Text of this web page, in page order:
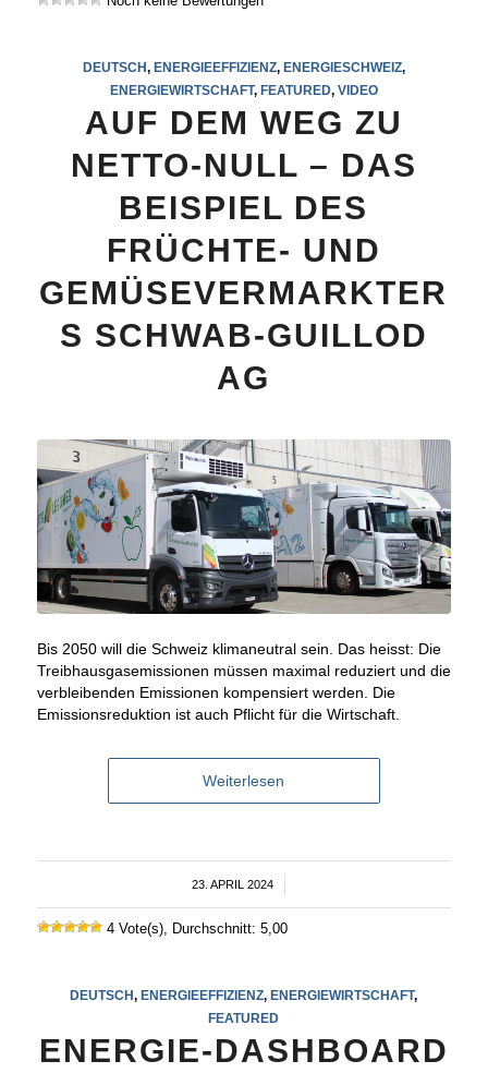
DEUTSCH, ENERGIEEFFIZIENZ, ENERGIESCHWEIZ,
ENERGIEWIRTSCHAFT, FEATURED, VIDEO
AUF DEM WEG ZU
NETTO-NULL – DAS
BEISPIEL DES
FRÜCHTE- UND
GEMÜSEVERMARKTER
S SCHWAB-GUILLOD
AG
Bis 2050 will die Schweiz klimaneutral sein. Das heisst: Die
Treibhausgasemissionen müssen maximal reduziert und die
verbleibenden Emissionen kompensiert werden. Die
Emissionsreduktion ist auch Pflicht für die Wirtschaft.
Weiterlesen
23. APRIL 2024
/
4 Vote(s), Durchschnitt: 5,00
DEUTSCH,ENERGIEEFFIZIENZ,ENERGIEWIRTSCHAFT,
FEATURED
ENERGIE-DASHBOARD